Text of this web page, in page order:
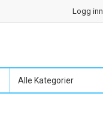
Logg inn
Alle Kategorier